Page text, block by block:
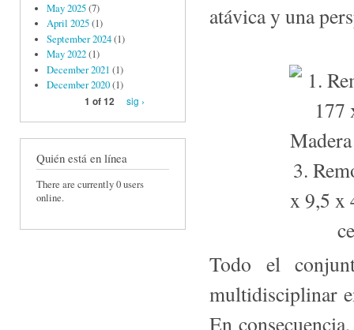
May 2025(7)
April 2025(1)
September 2024(1)
May 2022(1)
December 2021 (1)
December 2020(1)
1 of 12
sig ›
Quién está en línea
There are currently 0 users
online.
atávica y una
Todo el
multidisciplinar
En